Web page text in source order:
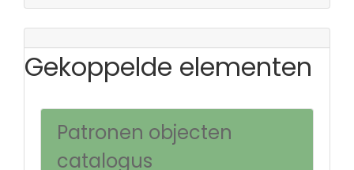
Gekoppelde elementen
Patronen objecten
catalogus